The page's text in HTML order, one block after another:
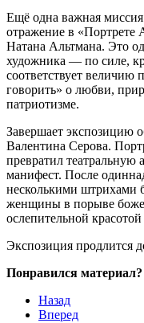
Ещё одна важная
отражение в
Натана Альтмана. Это
художника — по силе,
соответствует
говорить» о любви,
патриотизме.
Завершает экспозицию
Валентина Серова.
превратил
манифест. После
несколькими штрихами
женщины в порыве
ослепительной
Экспозиция продлится
Понравился
Назад
Вперед